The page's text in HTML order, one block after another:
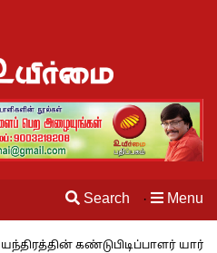
Search · Menu
யார்? -கார்குழலி